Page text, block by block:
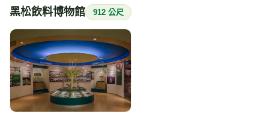
黑松飲料博物館 912 公尺